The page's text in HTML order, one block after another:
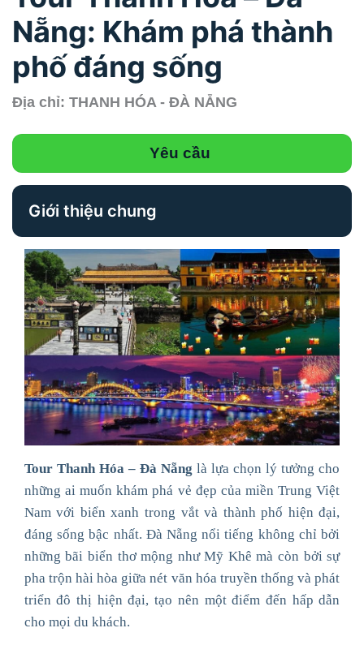
Nẵng: Khám phá thành
phố đáng sống
Địa chỉ: THANH HÓA - ĐÀ NẴNG
Yêu cầu
Giới thiệu chung
Tour Thanh Hóa – Đà Nẵng là lựa chọn lý tưởng cho
những ai muốn khám phá vẻ đẹp của miền Trung Việt
Nam với biển xanh trong vắt và thành phố hiện đại,
đáng sống bậc nhất. Đà Nẵng nổi tiếng không chỉ bởi
những bãi biển thơ mộng như Mỹ Khê mà còn bởi sự
pha trộn hài hòa giữa nét văn hóa truyền thống và phát
triển đô thị hiện đại, tạo nên một điểm đến hấp dẫn
cho mọi du khách.